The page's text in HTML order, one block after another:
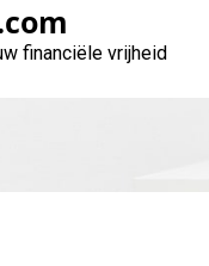
financiële vrijheid